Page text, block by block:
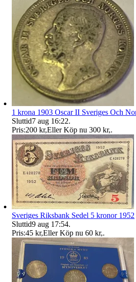
1 krona 1903 Oscar II Sveriges Och
Sluttid7 aug 16:22.
Pris:200 kr,Eller Köp nu 300 kr,.
Sveriges Riksbank Sedel 5 kronor 1952
Sluttid9 aug 17:54.
Pris:45 kr,Eller Köp nu 60 kr,.